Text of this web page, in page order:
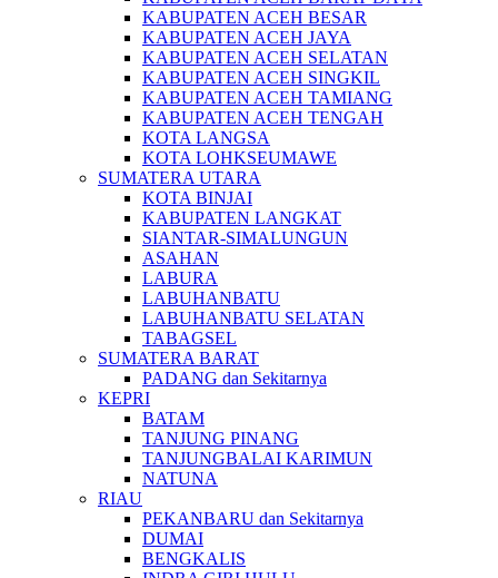
KABUPATEN ACEH BESAR
KABUPATEN ACEH JAYA
KABUPATEN ACEH SELATAN
KABUPATEN ACEH SINGKIL
KABUPATEN ACEH TAMIANG
KABUPATEN ACEH TENGAH
KOTA LANGSA
KOTA LOHKSEUMAWE
SUMATERA UTARA
KOTA BINJAI
KABUPATEN LANGKAT
SIANTAR-SIMALUNGUN
ASAHAN
LABURA
LABUHANBATU
LABUHANBATU SELATAN
TABAGSEL
SUMATERA BARAT
PADANG dan Sekitarnya
KEPRI
BATAM
TANJUNG PINANG
TANJUNGBALAI KARIMUN
NATUNA
RIAU
PEKANBARU dan Sekitarnya
DUMAI
BENGKALIS